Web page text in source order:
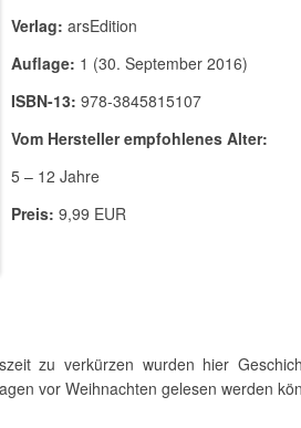
Verlag: arsEdition
Auflage: 1 (30. September 2016)
ISBN-13: 978-3845815107
Vom Hersteller empfohlenes Alter:
5 – 12 Jahre
Preis: 9,99 EUR
zu verkürzen wurden hier
vor Weihnachten gelesen werden